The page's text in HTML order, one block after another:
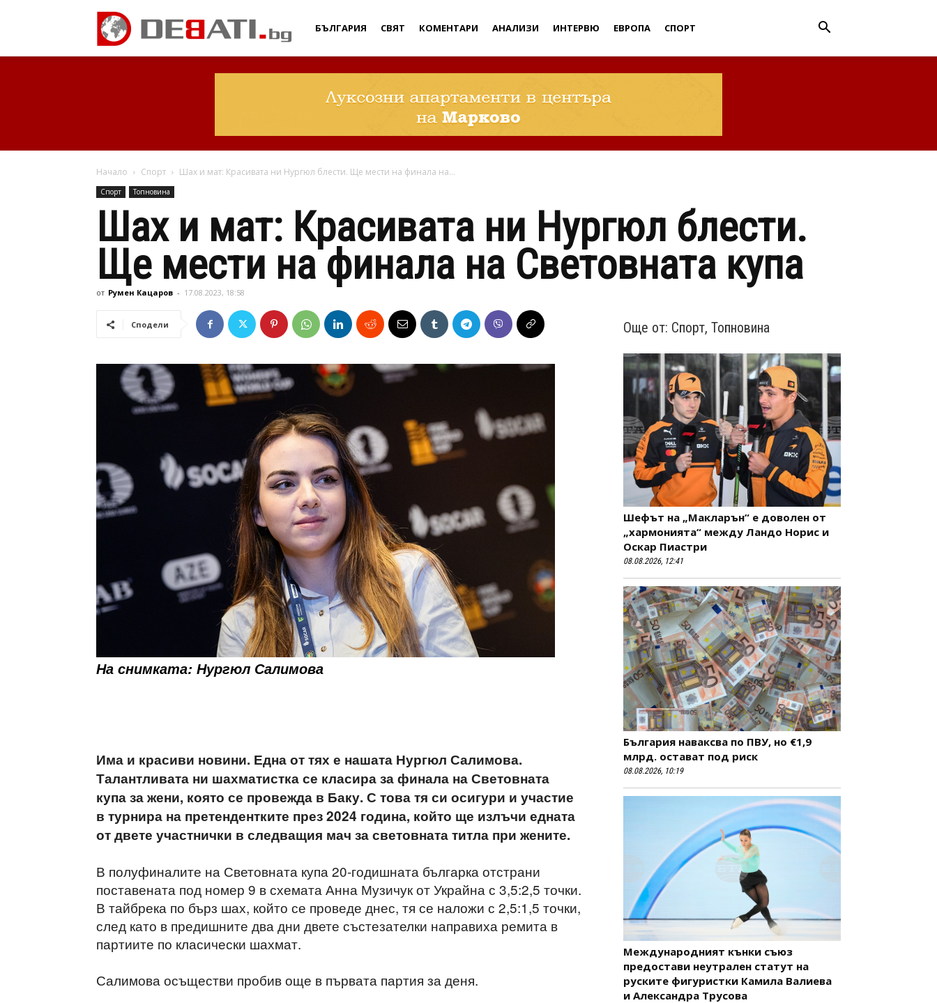
Дебати
БЪЛГАРИЯ СВЯТ КОМЕНТАРИ АНАЛИЗИ ИНТЕРВЮ ЕВРОПА СПОРТ
Начало Спорт Шах и мат: Красивата ни Нургюл блести. Ще мести на финала на...
Спорт Топновина
Шах и мат: Красивата ни Нургюл блести.
Ще мести на финала на Световната купа
от Румен Кацаров - 17.08.2023, 18:58
Сподели
На снимката: Нургюл Салимова
Има и красиви новини. Една от тях е нашата Нургюл Салимова.
Талантливата ни шахматистка се класира за финала на Световната
купа за жени, която се провежда в Баку. С това тя си осигури и участие
в турнира на претендентките през 2024 година, който ще излъчи едната
от двете участнички в следващия мач за световната титла при жените.
В полуфиналите на Световната купа 20-годишната българка отстрани
поставената под номер 9 в схемата Анна Музичук от Украйна с 3,5:2,5 точки.
В тайбрека по бърз шах, който се проведе днес, тя се наложи с 2,5:1,5 точки,
след като в предишните два дни двете състезателки направиха ремита в
партиите по класически шахмат.
Салимова осъществи пробив още в първата партия за деня.
Още от: Спорт, Топновина
Шефът на „Макларън“ е доволен от
„хармонията“ между Ландо Норис и
Оскар Пиастри
08.08.2026, 12:41
България наваксва по ПВУ, но €1,9
млрд. остават под риск
08.08.2026, 10:19
Международният кънки съюз
предостави неутрален статут на
руските фигуристки Камила Валиева
и Александра Трусова